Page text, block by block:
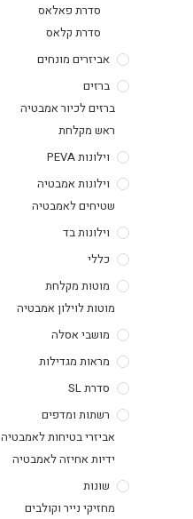
סדרת פאלאס
סדרת קלאס
אביזרים מונחים
ברזים
ברזים לכיור אמבטיה
ראש מקלחת
וילונות PEVA
וילונות אמבטיה
שטיחים לאמבטיה
וילונות בד
כללי
מוטות מקלחת
מוטות לוילון אמבטיה
מושבי אסלה
מראות מגדילות
סדרת SL
רשתות ומדפים
אביזרי בטיחות לאמבטיה
ידיות אחיזה לאמבטיה
שונות
מחזיקי נייר וקולבים